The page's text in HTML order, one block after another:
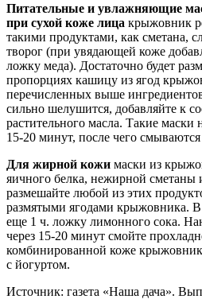
Питательные и увлажняющие
при сухой коже лица крыжовник
такими продуктами, как сметана,
творог (при увядающей коже
ложку меда). Достаточно будет
пропорциях кашицу из ягод
перечисленных выше
сильно шелушится, добавляйте к
растительного масла. Такие
15-20 минут, после чего
Для жирной кожи маски из
яичного белка, нежирной сметаны
размешайте любой из этих
размятыми ягодами крыжовника.
еще 1 ч. ложку лимонного сока.
через 15-20 минут смойте
комбинированной коже
с йогуртом.
Источник: газета «Наша дача».